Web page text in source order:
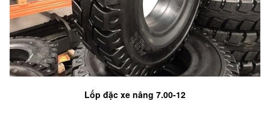
Lốp đặc xe nâng 7.00-12